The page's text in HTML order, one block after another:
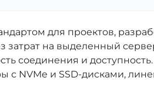
для проектов,
затрат на выделенный
соединения и
с NVMe и SSD-дисками,